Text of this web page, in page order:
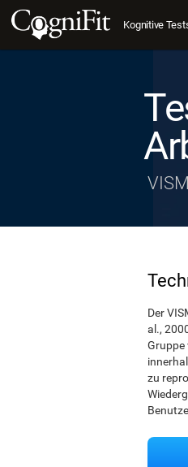
Kognitive
Der
al.,
Gruppe
zu